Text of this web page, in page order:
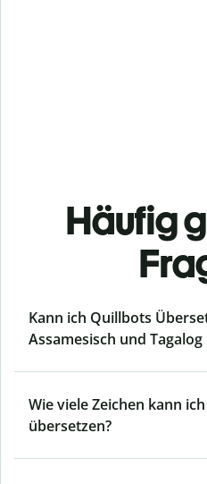
Häufig
Kann ich Quillbots
Assamesisch und
Wie viele Zeichen kann
übersetzen?